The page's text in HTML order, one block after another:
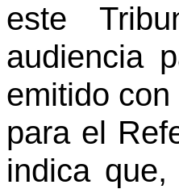
este
audiencia
emitido
para el
indica